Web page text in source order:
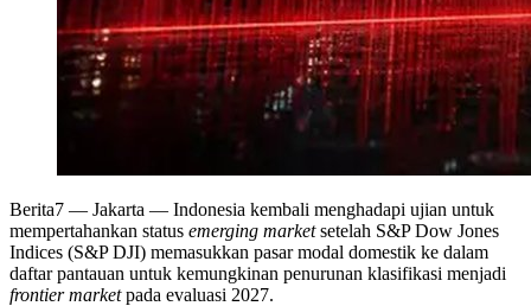
Berita7 — Jakarta — Indonesia kembali menghadapi ujian untuk
mempertahankan status emerging marketsetelah S&P Dow Jones
Indices (S&P DJI) memasukkan pasar modal domestik ke dalam
daftar pantauan untuk kemungkinan penurunan klasifikasi menjadi
frontier marketpada evaluasi 2027.